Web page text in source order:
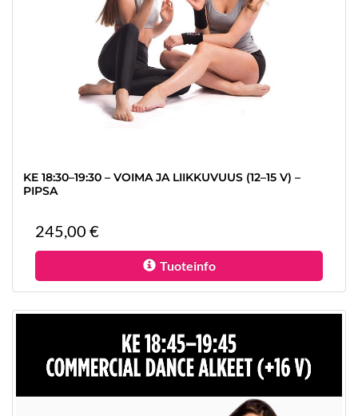
KE 18:30–19:30 – VOIMA JA LIIKKUVUUS (12–15 V) –
PIPSA
245,00 €
Tuoteinfo